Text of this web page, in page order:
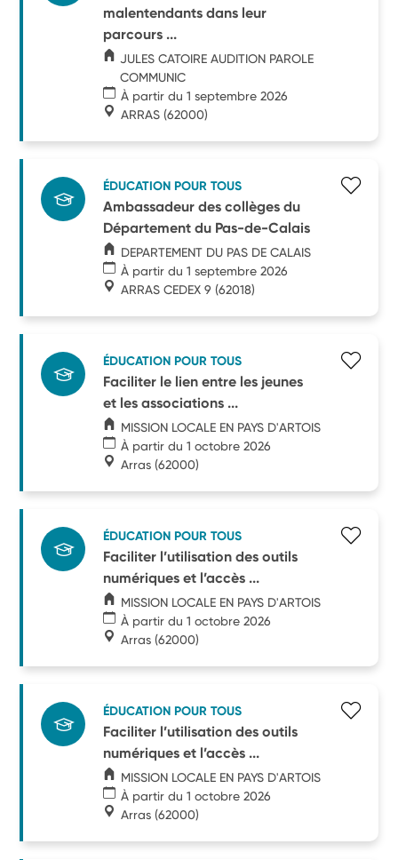
malentendants dans leur
parcours ...
JULES CATOIRE AUDITION PAROLE
COMMUNIC
À partir du 1 septembre 2026
ARRAS (62000)
ÉDUCATION POUR TOUS
Ambassadeur des collèges du
Département du Pas-de-Calais
DEPARTEMENT DU PAS DE CALAIS
À partir du 1 septembre 2026
ARRAS CEDEX 9 (62018)
ÉDUCATION POUR TOUS
Faciliter le lien entre les jeunes
et les associations ...
MISSION LOCALE EN PAYS D'ARTOIS
À partir du 1 octobre 2026
Arras (62000)
ÉDUCATION POUR TOUS
Faciliter l’utilisation des outils
numériques et l’accès ...
MISSION LOCALE EN PAYS D'ARTOIS
À partir du 1 octobre 2026
Arras (62000)
ÉDUCATION POUR TOUS
Faciliter l’utilisation des outils
numériques et l’accès ...
MISSION LOCALE EN PAYS D'ARTOIS
À partir du 1 octobre 2026
Arras (62000)